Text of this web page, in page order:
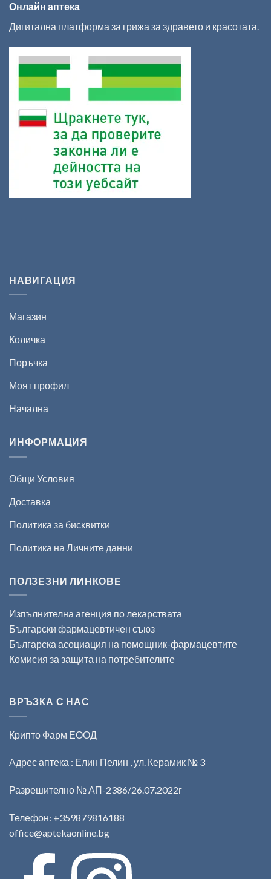
Онлайн аптека
Дигитална платформа за грижа за здравето и красотата.
НАВИГАЦИЯ
Магазин
Количка
Поръчка
Моят профил
Начална
ИНФОРМАЦИЯ
Общи Условия
Доставка
Политика за бисквитки
Политика на Личните данни
ПОЛЗЕЗНИ ЛИНКОВЕ
Изпълнителна агенция по лекарствата
Български фармацевтичен съюз
Българска асоциация на помощник-фармацевтите
Комисия за защита на потребителите
ВРЪЗКА С НАС
Крипто Фарм ЕООД
Адрес аптека : Елин Пелин , ул. Керамик № 3
Разрешително № АП-2386/26.07.2022г
Телефон: +359879816188
office@aptekaonline.bg